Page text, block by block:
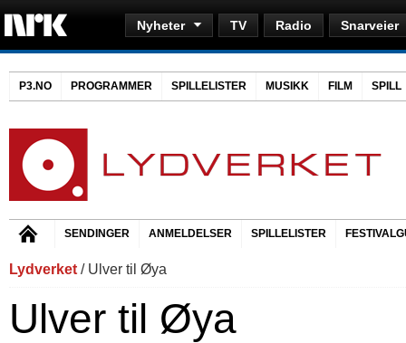
Nyheter TV Radio Snarveier
P3.NO PROGRAMMER SPILLELISTER MUSIKK FILM SPILL
SENDINGER ANMELDELSER SPILLELISTER
Lydverket / Ulver til Øya
Ulver til Øya